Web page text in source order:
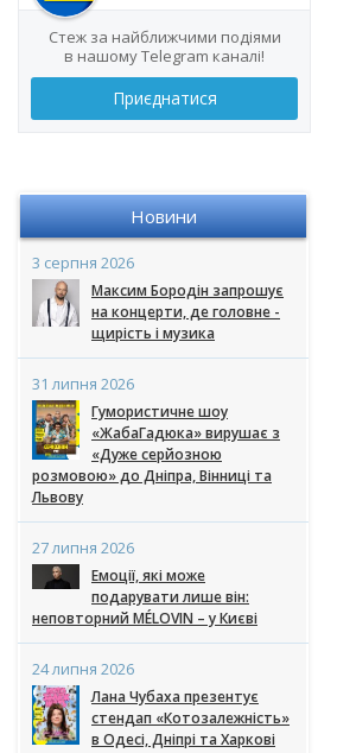
Стеж за найближчими подіями
в нашому Telegram каналі!
Приєднатися
Новини
3 серпня 2026
Максим Бородін запрошує
на концерти, де головне -
щирість і музика
31 липня 2026
Гумористичне шоу
«ЖабаГадюка» вирушає з
«Дуже серйозною
розмовою» до Дніпра, Вінниці та
Львову
27 липня 2026
Емоції, які може
подарувати лише він:
неповторний MÉLOVIN – у Києві
24 липня 2026
Лана Чубаха презентує
стендап «Котозалежність»
в Одесі, Дніпрі та Харкові